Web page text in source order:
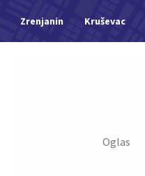
Zrenjanin Kruševac